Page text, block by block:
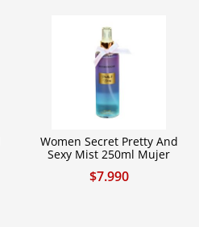
Women Secret Pretty And
Sexy Mist 250ml Mujer
$7.990